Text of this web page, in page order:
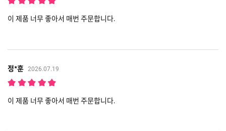
이 제품 너무 좋아서 매번 주문합니다.
정*훈 2026.07.19
이 제품 너무 좋아서 매번 주문합니다.